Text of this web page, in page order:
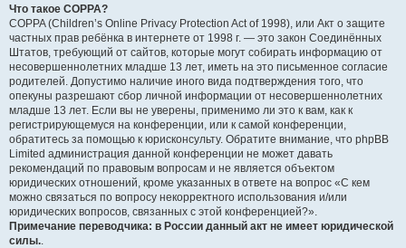
Что такое COPPA?
COPPA (Children’s Online Privacy Protection Act of 1998), или Акт о защите
частных прав ребёнка в интернете от 1998 г. — это закон Соединённых
Штатов, требующий от сайтов, которые могут собирать информацию от
несовершеннолетних младше 13 лет, иметь на это письменное согласие
родителей. Допустимо наличие иного вида подтверждения того, что
опекуны разрешают сбор личной информации от несовершеннолетних
младше 13 лет. Если вы не уверены, применимо ли это к вам, как к
регистрирующемуся на конференции, или к самой конференции,
обратитесь за помощью к юрисконсульту. Обратите внимание, что phpBB
Limited администрация данной конференции не может давать
рекомендаций по правовым вопросам и не является объектом
юридических отношений, кроме указанных в ответе на вопрос «С кем
можно связаться по вопросу некорректного использования и/или
юридических вопросов, связанных с этой конференцией?».
Примечание переводчика: в России данный акт не имеет юридической
силы..